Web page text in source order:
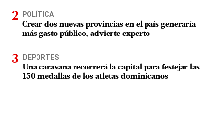
POLÍTICA
Crear dos nuevas provincias en el país generaría
más gasto público, advierte experto
DEPORTES
Una caravana recorrerá la capital para festejar las
150 medallas de los atletas dominicanos